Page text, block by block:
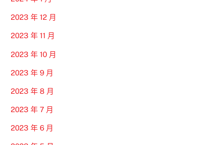
2023 年 12 月
2023 年 11 月
2023 年 10 月
2023 年 9 月
2023 年 8 月
2023 年 7 月
2023 年 6 月